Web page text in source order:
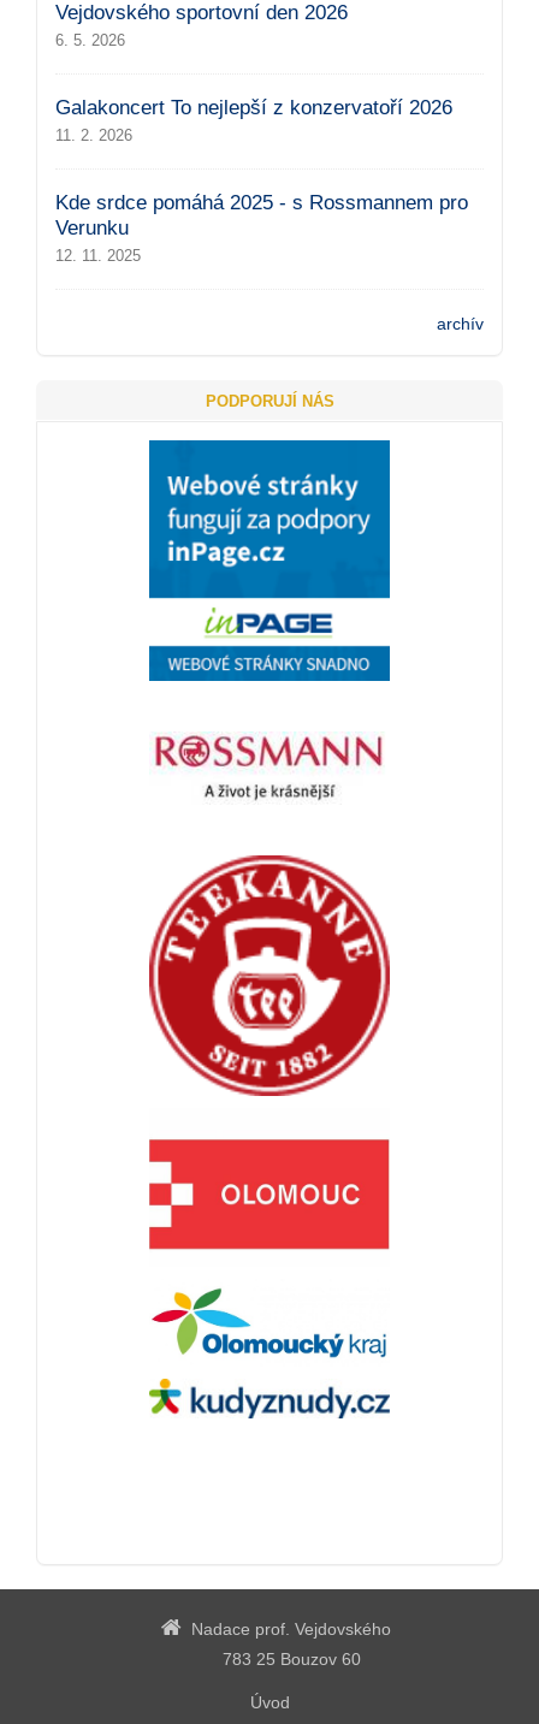
Vejdovského sportovní den 2026
6. 5. 2026
Galakoncert To nejlepší z konzervatoří 2026
11. 2. 2026
Kde srdce pomáhá 2025 - s Rossmannem pro
Verunku
12. 11. 2025
archív
PODPORUJÍ NÁS
Nadace prof. Vejdovského
783 25 Bouzov 60
Úvod